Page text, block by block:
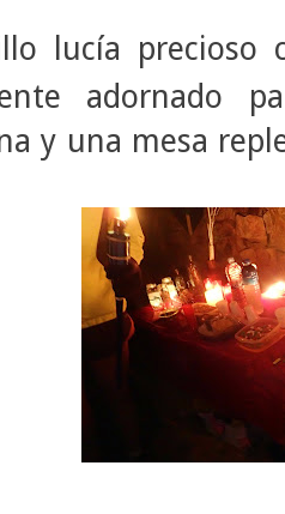
lucía
adornado
y una mesa